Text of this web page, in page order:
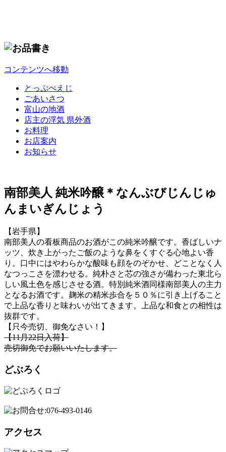
コンテンツへ移動
とっぷぺえじ
ごあいさつ
富山の地酒
店主の浮気 県外酒
お料理
お店案内
お知らせ
南部美人 純米吟醸＊なんぶびじんじゅ
んまいぎんじょう
【岩手県】
南部美人の看板商品のお酒がこの純米吟醸です。香ばしいナ
ッツ、炊き上がったご飯のような鼻をくすぐる心地よい香
り。口中にはやわらかな酸味も顔をのぞかせ、どことなく人
なつっこさを漂わせる。純朴さと芯の強さが備わった東北ら
しい風土色を感じさせる酒。特別純米酒同様南部美人の主力
となるお酒です。麹米の精米歩合を５０％に引き上げること
で上品な香りと味わいが出てきます。上品な和食との相性は
抜群です。
【只今売切、御免なさい！】
【11月22日入荷】
売切御免でお願いいたします。
どぶろく
アクセス